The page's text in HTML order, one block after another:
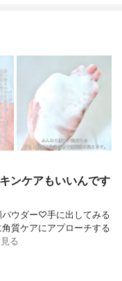
ンケアもいいんです
パウダー♡手に出してみる
質ケアにアプローチする
る